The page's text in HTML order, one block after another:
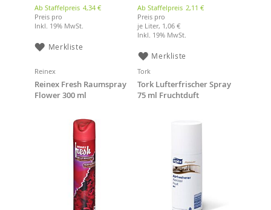
Ab Staffelpreis 4,34 €
Preis pro
Inkl. 19% MwSt.
Merkliste
Ab Staffelpreis 2,11 €
Preis pro
je Liter, 1,06 €
Inkl. 19% MwSt.
Merkliste
Reinex
Reinex Fresh Raumspray
Flower 300 ml
Tork
Tork Lufterfrischer Spray
75 ml Fruchtduft